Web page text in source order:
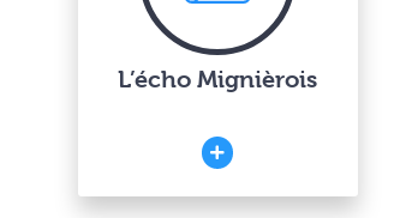
L’écho Mignièrois